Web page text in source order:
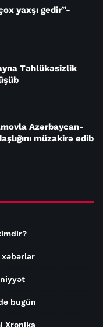
yaxşı gedir”-
Təhlükəsizlik
Azərbaycan-
müzakirə edib
xəbərlər
bugün
Xronika